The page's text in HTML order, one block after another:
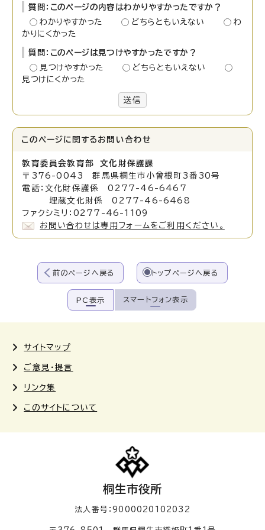
質問：このページの内容はわかりやすかったですか？
わかりやすかった
どちらともいえない
わ
かりにくかった
質問：このページは見つけやすかったですか？
見つけやすかった
どちらともいえない
見つけにくかった
送信
このページに関する お問い合わせ
教育委員会教育部 文化財保護課
〒376-0043 群馬県桐生市小曾根町3番30号
電話：文化財保護係 0277-46-6467
埋蔵文化財係 0277-46-6468
ファクシミリ：0277-46-1109
お問い合わせは専用フォームをご利用ください。
前のページへ戻る トップページへ戻る
PC表示 スマートフォン表示
サイトマップ
ご意見・提言
リンク集
このサイトについて
桐生市役所
法人番号：9000020102032